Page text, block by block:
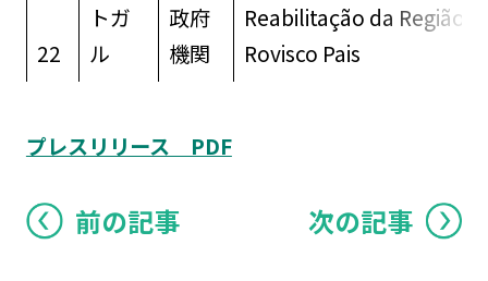
22
トガ
ル
政府
機関
Reabilitação da Região
Rovisco Pais
プレスリリース PDF
前の記事 次の記事